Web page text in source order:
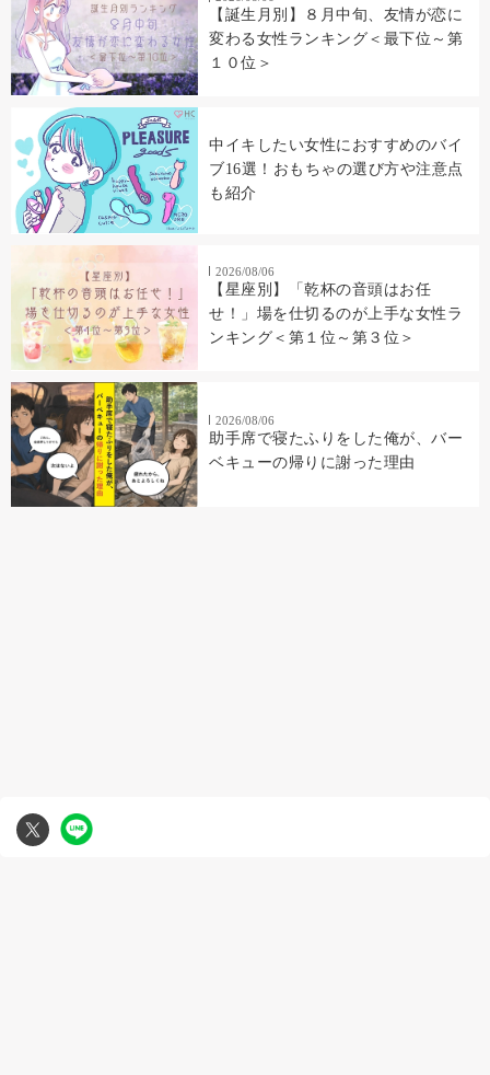
【誕生月別】８月中旬、友情が恋に
変わる女性ランキング＜最下位～第
１０位＞
中イキしたい女性におすすめのバイ
ブ16選！おもちゃの選び方や注意点
も紹介
2026/08/06
【星座別】「乾杯の音頭はお任
せ！」場を仕切るのが上手な女性ラ
ンキング＜第１位～第３位＞
2026/08/06
助手席で寝たふりをした俺が、バー
ベキューの帰りに謝った理由